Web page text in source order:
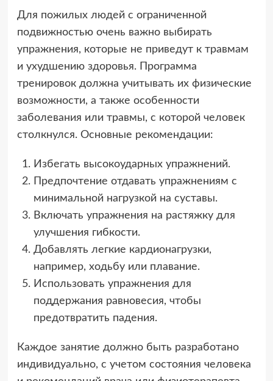
Для пожилых людей с ограниченной
подвижностью очень важно выбирать
упражнения, которые не приведут к травмам
и ухудшению здоровья. Программа
тренировок должна учитывать их физические
возможности, а также особенности
заболевания или травмы, с которой человек
столкнулся. Основные рекомендации:
Избегать высокоударных упражнений.
Предпочтение отдавать упражнениям с
минимальной нагрузкой на суставы.
Включать упражнения на растяжку для
улучшения гибкости.
Добавлять легкие кардионагрузки,
например, ходьбу или плавание.
Использовать упражнения для
поддержания равновесия, чтобы
предотвратить падения.
Каждое занятие должно быть разработано
индивидуально, с учетом состояния человека